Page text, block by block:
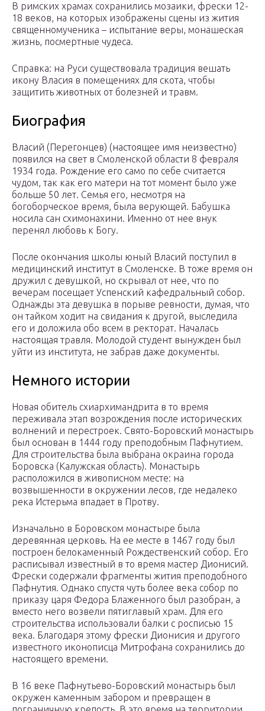
В римских храмах сохранились мозаики, фрески 12-
18 веков, на которых изображены сцены из жития
священномученика – испытание веры, монашеская
жизнь, посмертные чудеса.
Справка: на Руси существовала традиция вешать
икону Власия в помещениях для скота, чтобы
защитить животных от болезней и травм.
Биография
Власий (Перегонцев) (настоящее имя неизвестно)
появился на свет в Смоленской области 8 февраля
1934 года. Рождение его само по себе считается
чудом, так как его матери на тот момент было уже
больше 50 лет. Семья его, несмотря на
богоборческое время, была верующей. Бабушка
носила сан схимонахини. Именно от нее внук
перенял любовь к Богу.
После окончания школы юный Власий поступил в
медицинский институт в Смоленске. В тоже время он
дружил с девушкой, но скрывал от нее, что по
вечерам посещает Успенский кафедральный собор.
Однажды эта девушка в порыве ревности, думая, что
он тайком ходит на свидания к другой, выследила
его и доложила обо всем в ректорат. Началась
настоящая травля. Молодой студент вынужден был
уйти из института, не забрав даже документы.
Немного истории
Новая обитель схиархимандрита в то время
переживала этап возрождения после исторических
волнений и перестроек. Свято-Боровский монастырь
был основан в 1444 году преподобным Пафнутием.
Для строительства была выбрана окраина города
Боровска (Калужская область). Монастырь
расположился в живописном месте: на
возвышенности в окружении лесов, где недалеко
река Истерьма впадает в Протву.
Изначально в Боровском монастыре была
деревянная церковь. На ее месте в 1467 году был
построен белокаменный Рождественский собор. Его
расписывал известный в то время мастер Дионисий.
Фрески содержали фрагменты жития преподобного
Пафнутия. Однако спустя чуть более века собор по
приказу царя Федора Блаженного был разобран, а
вместо него возвели пятиглавый храм. Для его
строительства использовали балки с росписью 15
века. Благодаря этому фрески Дионисия и другого
известного иконописца Митрофана сохранились до
настоящего времени.
В 16 веке Пафнутьево-Боровский монастырь был
окружен каменным забором и превращен в